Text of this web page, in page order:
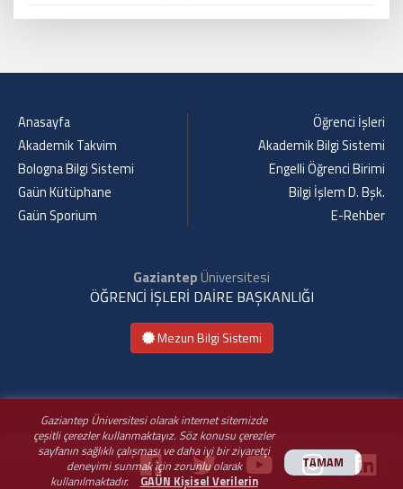
Gaziantep Üniversitesi olarak internet sitemizde
çeşitli çerezler kullanmaktayız. Söz konusu çerezler
sayfanın sağlıklı çalışması ve daha iyi bir ziyaretçi
deneyimi sunmak için zorunlu olarak
kullanılmaktadır.
GAÜN Kişisel Verilerin
TAMAM
Anasayfa
Akademik Takvim
Bologna Bilgi Sistemi
Gaün Kütüphane
Gaün Sporium
Öğrenci İşleri
Akademik Bilgi Sistemi
Engelli Öğrenci Birimi
Bilgi İşlem D. Bşk.
E-Rehber
GaziantepÜniversitesi
ÖĞRENCİ İŞLERİ DAİRE BAŞKANLIĞI
Mezun Bilgi Sistemi